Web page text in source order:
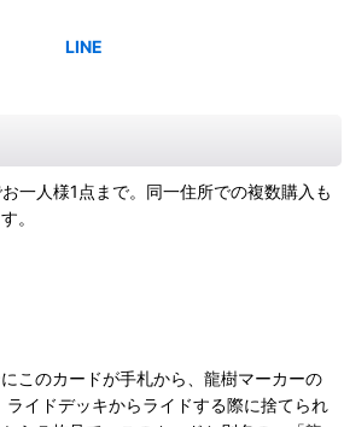
一人様1点まで。同一住所での複数購入も
。
にこのカードが手札から、龍樹マーカーの
ライドデッキからライドする際に捨てられ